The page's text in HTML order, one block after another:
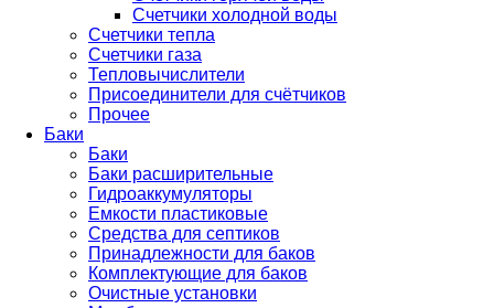
Счетчики холодной воды
Счетчики тепла
Счетчики газа
Тепловычислители
Присоединители для счётчиков
Прочее
Баки
Баки
Баки расширительные
Гидроаккумуляторы
Емкости пластиковые
Средства для септиков
Принадлежности для баков
Комплектующие для баков
Очистные установки